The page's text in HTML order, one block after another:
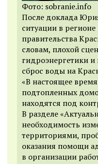
Фото: sobranie.info
После доклада
ситуации в
правительства
словам, плохой
гидроэнергетики и
сброс воды на
«В настоящее
подтопленных
находятся под
В разделе
необходимость
территориями,
оказания помощи
в организации